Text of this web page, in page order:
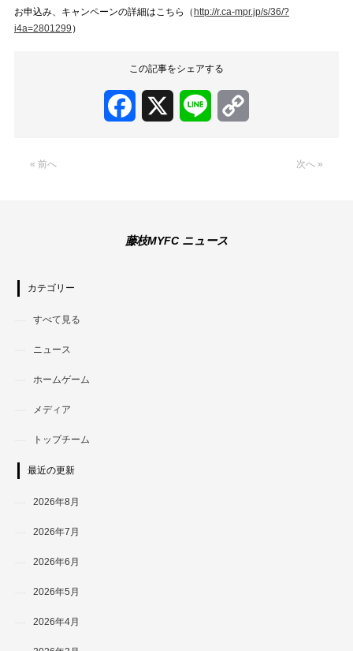
お申込み、キャンペーンの詳細はこちら（ http://r.ca-mpr.jp/s/36/?
i4a=2801299 ）
この記事をシェアする
Facebook Line
« 前へ 次へ »
藤枝MYFC ニュース
カテゴリー
すべて見る
ニュース
ホームゲーム
メディア
トップチーム
最近の更新
2026年8月
2026年7月
2026年6月
2026年5月
2026年4月